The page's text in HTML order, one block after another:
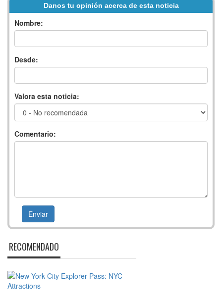
Danos tu opinión acerca de esta noticia
Nombre:
Desde:
Valora esta noticia:
Comentario:
RECOMENDADO